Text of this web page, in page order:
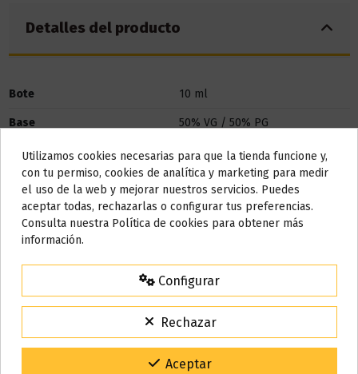
Detalles del producto
Bote 10 ml
Base 50% VG / 50% PG
Marca Babel
Referencia
001747
En stock 100 Artículos
También puede que te guste
Do not show again.
AVISO IMPORTANTE
Nos tomamos unos días
Todos los pedidos realizados desde el
15% de descuento
Para agradecerte la espera durante estos días.
Código:VACACIONES15
Gracias por tu paciencia y por seguir confiando en nosotros.
Utilizamos cookies necesarias para que la tienda funcione y,
con tu permiso, cookies de analítica y marketing para medir
el uso de la web y mejorar nuestros servicios. Puedes
aceptar todas, rechazarlas o configurar tus preferencias.
Consulta nuestra Política de cookies para obtener más
información.
Configurar
Rechazar
Aceptar